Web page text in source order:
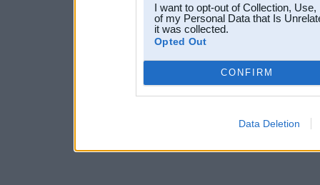
I want to opt-out of Collection,
of my Personal Data that Is
it was collected.
Opted Out
CONFIRM
Data Deletion